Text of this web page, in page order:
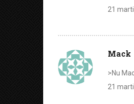
21
Mack
>Nu
21